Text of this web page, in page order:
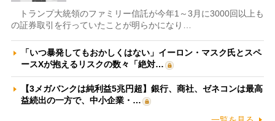
トランプ大統領のファミリー信託が今年1～3月に3000回以上も
の証券取引を行っていたことが明らかになり…
「いつ暴発してもおかしくはない」イーロン・マスク氏とスペ
ースXが抱えるリスクの数々「絶対…
【3メガバンクは純利益5兆円超】銀行、商社、ゼネコンは最高
益続出の一方で、中小企業・…